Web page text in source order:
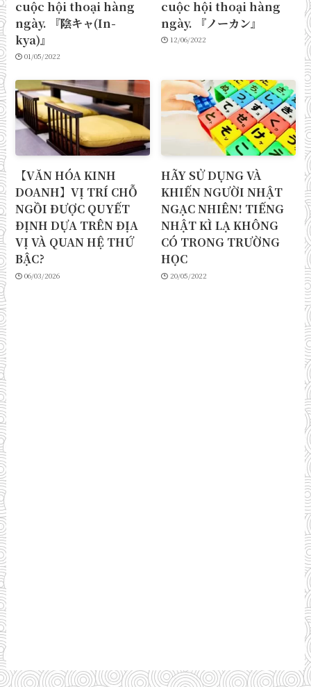
cuộc hội thoại hàng
ngày. 『陰キャ(In-
kya)』
01/05/2022
cuộc hội thoại hàng
ngày. 『ノーカン』
12/06/2022
【VĂN HÓA KINH
DOANH】VỊ TRÍ CHỖ
NGỒI ĐƯỢC QUYẾT
ĐỊNH DỰA TRÊN ĐỊA
VỊ VÀ QUAN HỆ THỨ
BẬC?
06/03/2026
HÃY SỬ DỤNG VÀ
KHIẾN NGƯỜI NHẬT
NGẠC NHIÊN! TIẾNG
NHẬT KÌ LẠ KHÔNG
CÓ TRONG TRƯỜNG
HỌC
20/05/2022